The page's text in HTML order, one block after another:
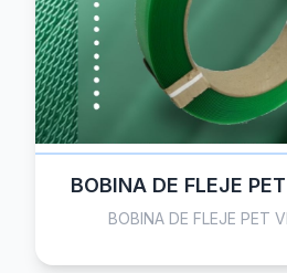
BOBINA DE FLEJE
BOBINA DE FLEJE PET